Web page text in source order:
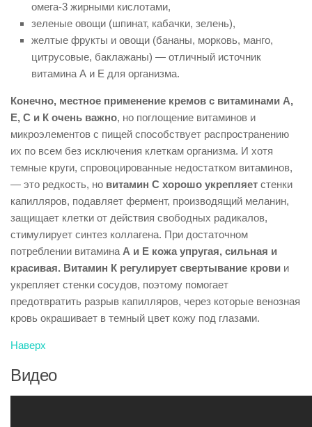
омега-3 жирными кислотами,
зеленые овощи (шпинат, кабачки, зелень),
желтые фрукты и овощи (бананы, морковь, манго,
цитрусовые, баклажаны) — отличный источник
витамина А и Е для организма.
Конечно, местное применение кремов с витаминами А,
Е, С и К очень важно, но поглощение витаминов и
микроэлементов с пищей способствует распространению
их по всем без исключения клеткам организма. И хотя
темные круги, спровоцированные недостатком витаминов,
— это редкость, но витамин С хорошо укрепляет стенки
капилляров, подавляет фермент, производящий меланин,
защищает клетки от действия свободных радикалов,
стимулирует синтез коллагена. При достаточном
потреблении витамина А и Е кожа упругая, сильная и
красивая. Витамин К регулирует свертывание крови и
укрепляет стенки сосудов, поэтому помогает
предотвратить разрыв капилляров, через которые венозная
кровь окрашивает в темный цвет кожу под глазами.
Наверх
Видео